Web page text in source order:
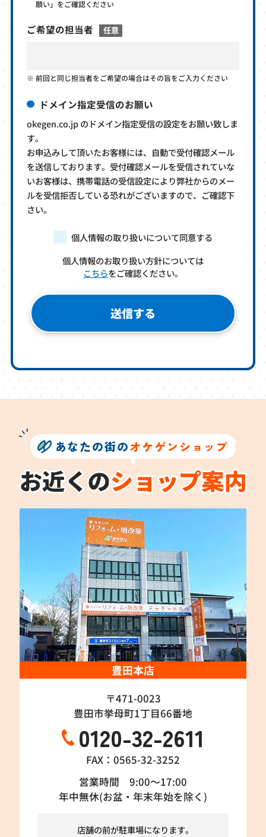
願い」をご確認ください
ご希望の担当者 任意
前回と同じ担当者をご希望の場合はその旨をご入力ください
ドメイン指定受信のお願い
okegen.co.jp のドメイン指定受信の設定をお願い致しま
す。
お申込みして頂いたお客様には、自動で受付確認メール
を送信しております。受付確認メールを受信されていな
いお客様は、携帯電話の受信設定により弊社からのメー
ルを受信拒否している恐れがございますので、ご確認下
さい。
個人情報の取り扱いについて同意する
個人情報のお取り扱い方針については
こちらをご確認ください。
あなたの街のオケゲンショップ
豊田本店
〒471-0023
豊田市挙母町1丁目66番地
0120-32-2611
FAX：0565-32-3252
営業時間 9:00～17:00
年中無休(お盆・年末年始を除く)
店舗の前が駐車場になります。